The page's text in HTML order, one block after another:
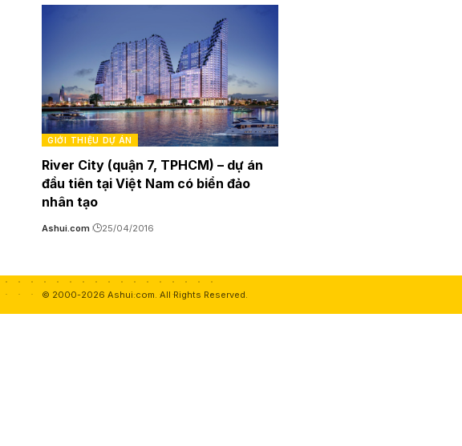
GIỚI THIỆU DỰ ÁN
River City (quận 7, TPHCM) – dự án
đầu tiên tại Việt Nam có biển đảo
nhân tạo
Ashui.com 25/04/2016
© 2000-2026 Ashui.com. All Rights Reserved.